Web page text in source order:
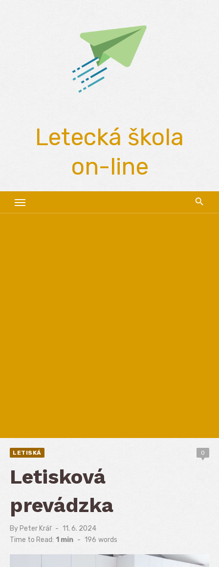
Letecká škola
on-line
LETISKÁ 0
Letisková
prevádzka
By Peter Kráľ
Posted
on
11. 6. 2024
Time to Read: 1 min - 196 words